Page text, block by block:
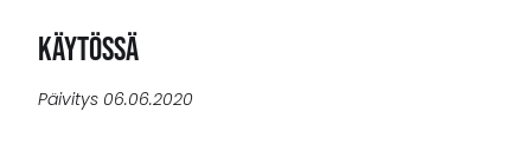
Käytössä
Päivitys 06.06.2020